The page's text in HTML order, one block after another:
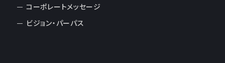
コーポレートメッセージ
ビジョン・パーパス